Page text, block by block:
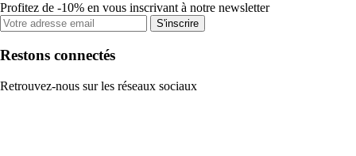
Profitez de -10% en vous inscrivant à notre newsletter
S'inscrire
Restons connectés
Retrouvez-nous sur les réseaux sociaux